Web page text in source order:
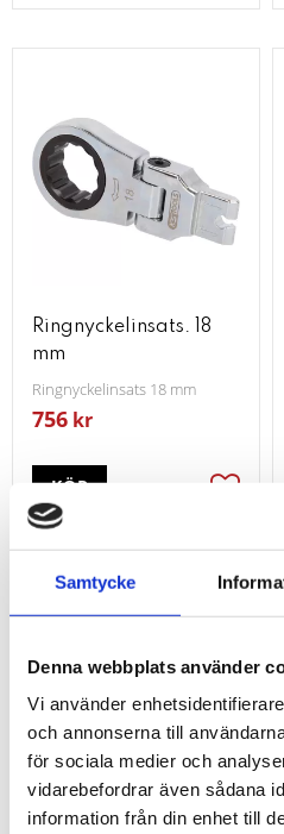
Samtycke
Denna webbplats använder
Vi använder
och annonserna till
för sociala medier och
vidarebefordrar även sådana
information från din enhet till
Ringnyckelinsats. 18
mm
Ringnyckelinsats 18 mm
756 kr
KÖP